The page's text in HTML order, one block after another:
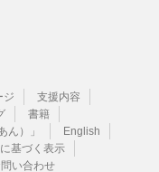
ジ
支援内容
書籍
ん）」
English
基づく表示
い合わせ